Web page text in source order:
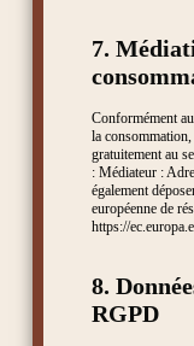
7.
Conformément
la
gratuitement au
: Médiateur :
également
européenne de
https://
8.
RGPD